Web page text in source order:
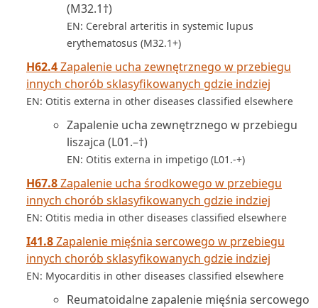
(M32.1†)
EN: Cerebral arteritis in systemic lupus
erythematosus (M32.1+)
H62.4Zapalenie ucha zewnętrznego w przebiegu
innych chorób sklasyfikowanych gdzie indziej
EN: Otitis externa in other diseases classified elsewhere
Zapalenie ucha zewnętrznego w przebiegu
liszajca (L01.–†)
EN: Otitis externa in impetigo (L01.-+)
H67.8Zapalenie ucha środkowego w przebiegu
innych chorób sklasyfikowanych gdzie indziej
EN: Otitis media in other diseases classified elsewhere
I41.8Zapalenie mięśnia sercowego w przebiegu
innych chorób sklasyfikowanych gdzie indziej
EN: Myocarditis in other diseases classified elsewhere
Reumatoidalne zapalenie mięśnia sercowego